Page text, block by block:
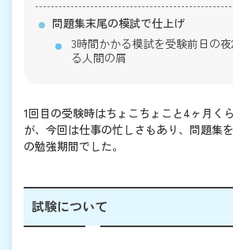
問題集末尾の模試で仕上げ
3時間かかる模試を受験前日の
る人間の屑
1回目の受験時はちょこちょこと4ヶ月く
が、今回は仕事の忙しさもあり、問題集
の勉強期間でした。
試験について